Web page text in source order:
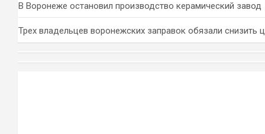
В Воронеже остановил производство керамический завод
Трех владельцев воронежских заправок обязали снизить